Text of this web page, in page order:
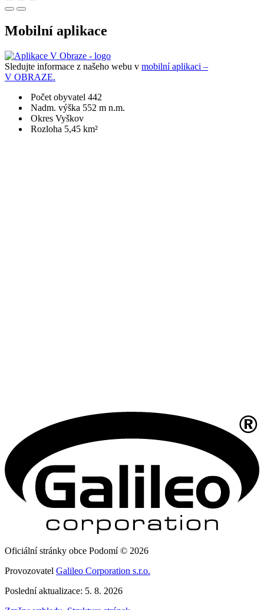
Mobilní aplikace
Sledujte informace z našeho webu v mobilní aplikaci –
V OBRAZE.
Počet obyvatel 442
Nadm. výška 552 m n.m.
Okres Vyškov
Rozloha 5,45 km²
Oficiální stránky obce Podomí © 2026
Provozovatel Galileo Corporation s.r.o.
Poslední aktualizace: 5. 8. 2026